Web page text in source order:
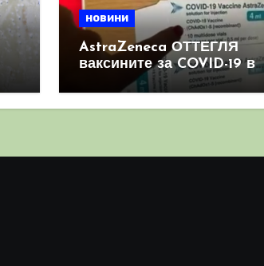
новини
AstraZeneca ОТТЕГЛЯ
ваксините за COVID-19 в
световен мащаб, след
като призна, че те